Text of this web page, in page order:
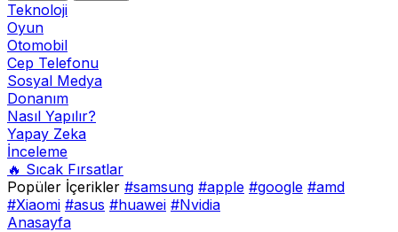
Teknoloji
Oyun
Otomobil
Cep Telefonu
Sosyal Medya
Donanım
Nasıl Yapılır?
Yapay Zeka
İnceleme
🔥 Sıcak Fırsatlar
Popüler İçerikler #samsung #apple #google #amd
#Xiaomi #asus #huawei #Nvidia
Anasayfa